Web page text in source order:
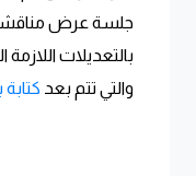
جلسة عرض
بالتعديلات
والتي تتم بعد